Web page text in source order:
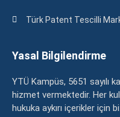
Türk Patent Tescilli
Yasal Bilgilendirme
YTÜ Kampüs, 5651 sayılı
hizmet vermektedir. Her
hukuka aykırı içerikler için